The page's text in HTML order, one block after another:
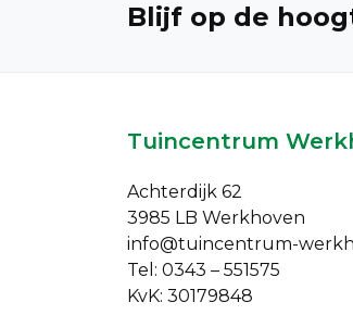
Blijf op de
Tuincentrum
Achterdijk 62
3985 LB Werkhoven
info@tuincentrum-
Tel: 0343 – 551575
KvK: 30179848